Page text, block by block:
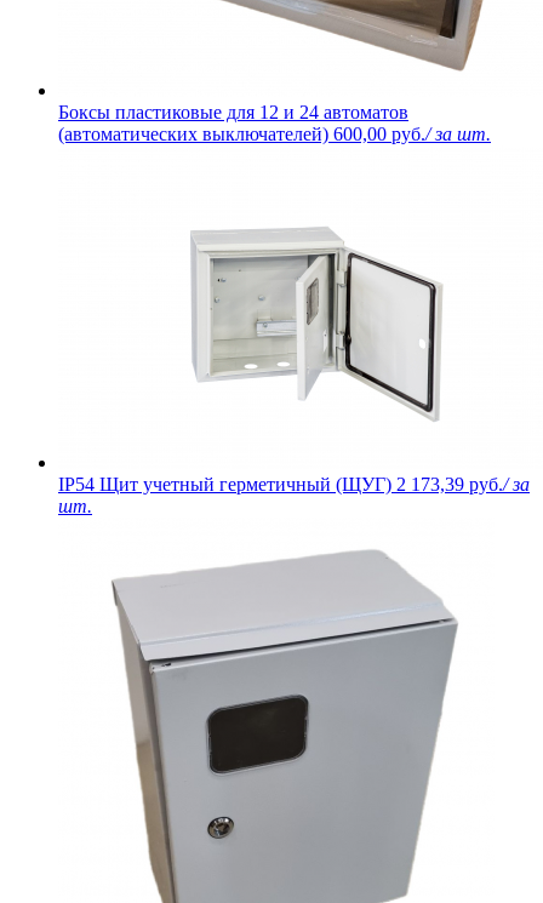
Боксы пластиковые для 12 и 24 автоматов
(автоматических выключателей) 600,00 руб./ за шт.
IP54 Щит учетный герметичный (ЩУГ) 2 173,39 руб./ за
шт.